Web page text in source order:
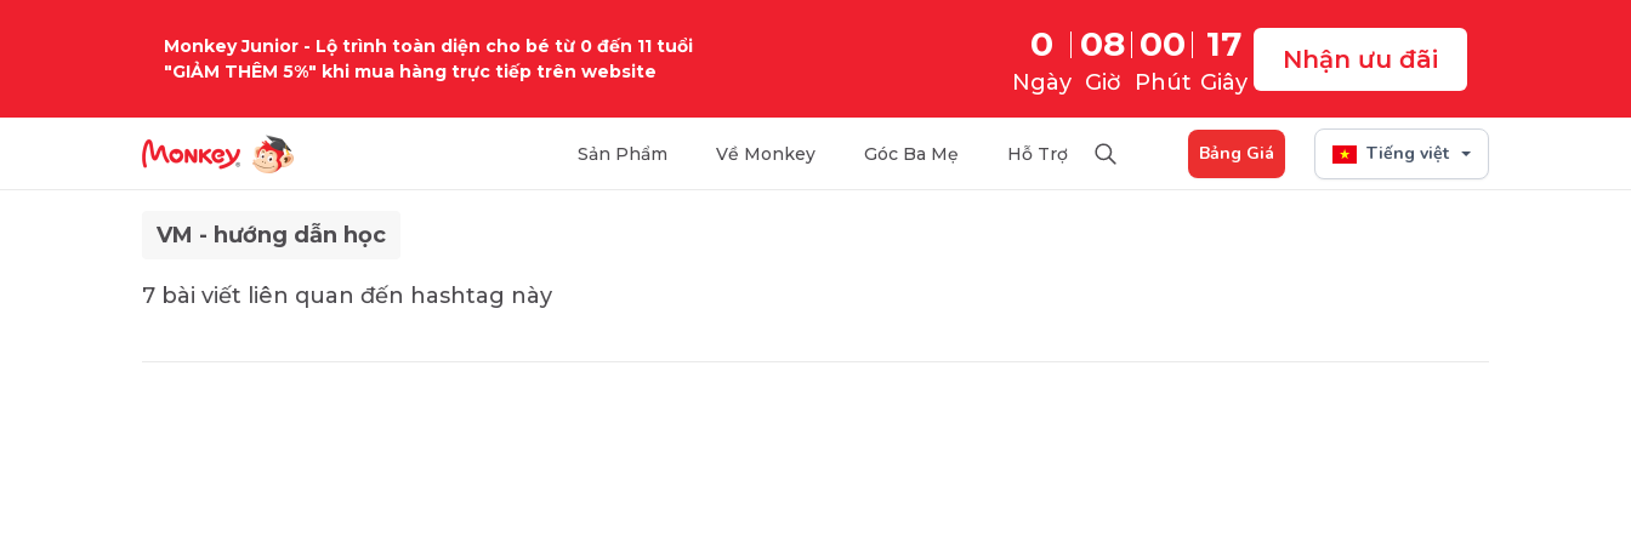
Monkey Junior - Lộ trình toàn diện cho bé từ 0 đến 11 tuổi
"GIẢM THÊM 5%" khi mua hàng trực tiếp trên website
0
Ngày
08
Giờ
00
Phút
16
Giây
Nhận ưu đãi
Sản Phẩm Về Monkey Góc Ba Mẹ Hỗ Trợ Bảng Giá Tiếng việt
VM - hướng dẫn học
7 bài viết liên quan đến hashtag này